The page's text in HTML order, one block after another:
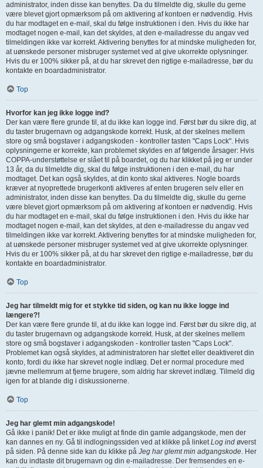
administrator, inden disse kan benyttes. Da du tilmeldte dig, skulle du gerne
være blevet gjort opmærksom på om aktivering af kontoen er nødvendig. Hvis
du har modtaget en e-mail, skal du følge instruktionen i den. Hvis du ikke har
modtaget nogen e-mail, kan det skyldes, at den e-mailadresse du angav ved
tilmeldingen ikke var korrekt. Aktivering benyttes for at mindske muligheden for,
at uønskede personer misbruger systemet ved at give ukorrekte oplysninger.
Hvis du er 100% sikker på, at du har skrevet den rigtige e-mailadresse, bør du
kontakte en boardadministrator.
Top
Hvorfor kan jeg ikke logge ind?
Der kan være flere grunde til, at du ikke kan logge ind. Først bør du sikre dig, at
du taster brugernavn og adgangskode korrekt. Husk, at der skelnes mellem
store og små bogstaver i adgangskoden - kontroller tasten "Caps Lock". Hvis
oplysningerne er korrekte, kan problemet skyldes en af følgende årsager: Hvis
COPPA-understøttelse er slået til på boardet, og du har klikket på jeg er under
13 år, da du tilmeldte dig, skal du følge instruktionen i den e-mail, du har
modtaget. Det kan også skyldes, at din konto skal aktiveres. Nogle boards
kræver at nyoprettede brugerkonti aktiveres af enten brugeren selv eller en
administrator, inden disse kan benyttes. Da du tilmeldte dig, skulle du gerne
være blevet gjort opmærksom på om aktivering af kontoen er nødvendig. Hvis
du har modtaget en e-mail, skal du følge instruktionen i den. Hvis du ikke har
modtaget nogen e-mail, kan det skyldes, at den e-mailadresse du angav ved
tilmeldingen ikke var korrekt. Aktivering benyttes for at mindske muligheden for,
at uønskede personer misbruger systemet ved at give ukorrekte oplysninger.
Hvis du er 100% sikker på, at du har skrevet den rigtige e-mailadresse, bør du
kontakte en boardadministrator.
Top
Jeg har tilmeldt mig for et stykke tid siden, og kan nu ikke logge ind
længere?!
Der kan være flere grunde til, at du ikke kan logge ind. Først bør du sikre dig, at
du taster brugernavn og adgangskode korrekt. Husk, at der skelnes mellem
store og små bogstaver i adgangskoden - kontroller tasten "Caps Lock".
Problemet kan også skyldes, at administratoren har slettet eller deaktiveret din
konto, fordi du ikke har skrevet nogle indlæg. Det er normal procedure med
jævne mellemrum at fjerne brugere, som aldrig har skrevet indlæg. Tilmeld dig
igen for at blande dig i diskussionerne.
Top
Jeg har glemt min adgangskode!
Gå ikke i panik! Det er ikke muligt at finde din gamle adgangskode, men der
kan dannes en ny. Gå til indlogningssiden ved at klikke på linketLog ind øverst
på siden. På denne side kan du klikke på Jeg har glemt min adgangskode. Her
kan du indtaste dit brugernavn og din e-mailadresse. Der fremsendes en e-